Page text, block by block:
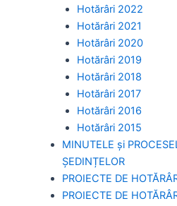
Hotărâri 2022
Hotărâri 2021
Hotărâri 2020
Hotărâri 2019
Hotărâri 2018
Hotărâri 2017
Hotărâri 2016
Hotărâri 2015
MINUTELE și
ȘEDINȚELOR
PROIECTE DE
PROIECTE DE